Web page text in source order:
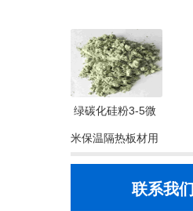
绿碳化硅粉3-5微
米保温隔热板材用
联系我们